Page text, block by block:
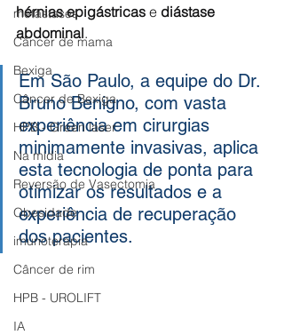
metástases
Câncer de mama
Bexiga
Câncer de Bexiga
HPB - Green laser
Na mídia
Reversão de Vasectomia
Obesidade
imunoterapia
Câncer de rim
HPB - UROLIFT
IA
hérnias epigástricas e diástase
abdominal.
Em São Paulo, a equipe do Dr.
Bruno Benigno, com vasta
experiência em cirurgias
minimamente invasivas, aplica
esta tecnologia de ponta para
otimizar os resultados e a
experiência de recuperação
dos pacientes.